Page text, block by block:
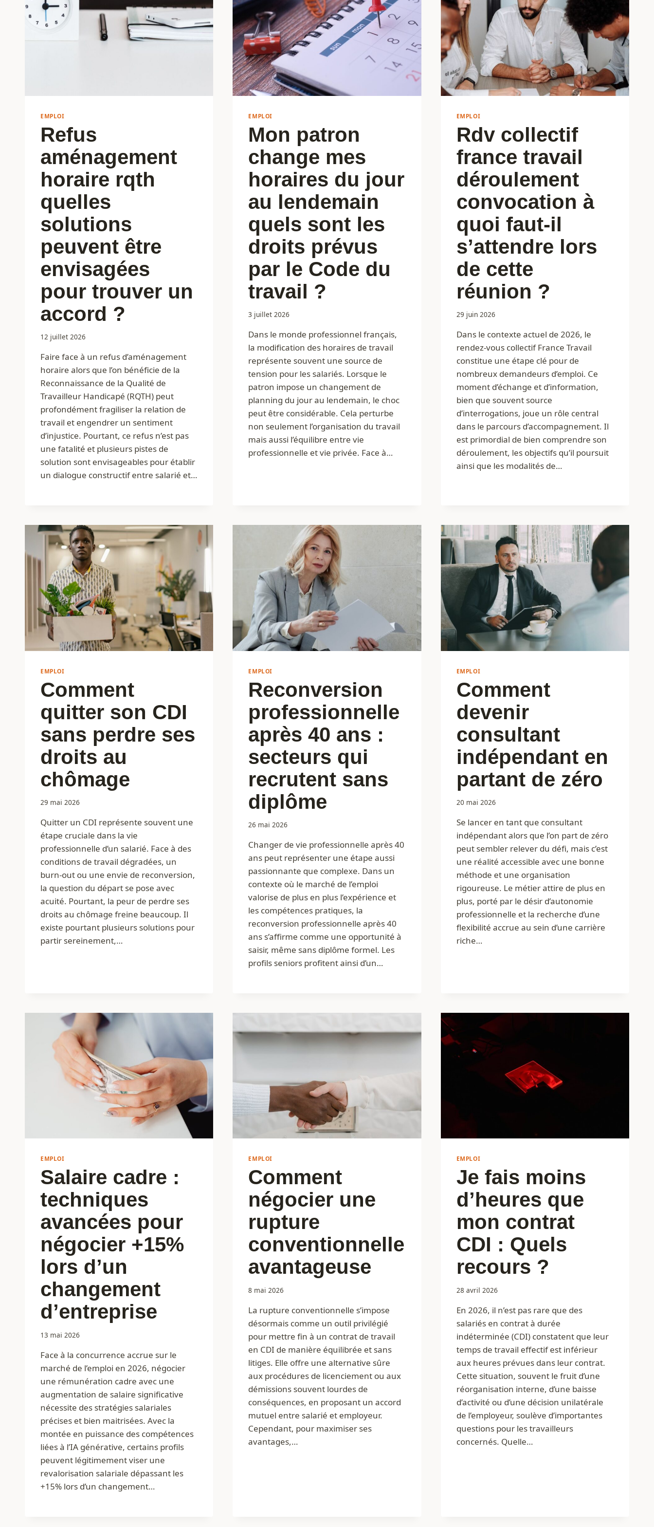
EMPLOI
Refus
aménagement
horaire rqth
quelles
solutions
peuvent être
envisagées
pour trouver un
accord ?
12 juillet 2026
Faire face à un refus d’aménagement
horaire alors que l’on bénéficie de la
Reconnaissance de la Qualité de
Travailleur Handicapé (RQTH) peut
profondément fragiliser la relation de
travail et engendrer un sentiment
d’injustice. Pourtant, ce refus n’est pas
une fatalité et plusieurs pistes de
solution sont envisageables pour établir
un dialogue constructif entre salarié et…
EMPLOI
Mon patron
change mes
horaires du jour
au lendemain
quels sont les
droits prévus
par le Code du
travail ?
3 juillet 2026
Dans le monde professionnel français,
la modification des horaires de travail
représente souvent une source de
tension pour les salariés. Lorsque le
patron impose un changement de
planning du jour au lendemain, le choc
peut être considérable. Cela perturbe
non seulement l’organisation du travail
mais aussi l’équilibre entre vie
professionnelle et vie privée. Face à…
EMPLOI
Rdv collectif
france travail
déroulement
convocation à
quoi faut-il
s’attendre lors
de cette
réunion ?
29 juin 2026
Dans le contexte actuel de 2026, le
rendez-vous collectif France Travail
constitue une étape clé pour de
nombreux demandeurs d’emploi. Ce
moment d’échange et d’information,
bien que souvent source
d’interrogations, joue un rôle central
dans le parcours d’accompagnement. Il
est primordial de bien comprendre son
déroulement, les objectifs qu’il poursuit
ainsi que les modalités de…
EMPLOI
Comment
quitter son CDI
sans perdre ses
droits au
chômage
29 mai 2026
Quitter un CDI représente souvent une
étape cruciale dans la vie
professionnelle d’un salarié. Face à des
conditions de travail dégradées, un
burn-out ou une envie de reconversion,
la question du départ se pose avec
acuité. Pourtant, la peur de perdre ses
droits au chômage freine beaucoup. Il
existe pourtant plusieurs solutions pour
partir sereinement,…
EMPLOI
Reconversion
professionnelle
après 40 ans :
secteurs qui
recrutent sans
diplôme
26 mai 2026
Changer de vie professionnelle après 40
ans peut représenter une étape aussi
passionnante que complexe. Dans un
contexte où le marché de l’emploi
valorise de plus en plus l’expérience et
les compétences pratiques, la
reconversion professionnelle après 40
ans s’affirme comme une opportunité à
saisir, même sans diplôme formel. Les
profils seniors profitent ainsi d’un…
EMPLOI
Comment
devenir
consultant
indépendant en
partant de zéro
20 mai 2026
Se lancer en tant que consultant
indépendant alors que l’on part de zéro
peut sembler relever du défi, mais c’est
une réalité accessible avec une bonne
méthode et une organisation
rigoureuse. Le métier attire de plus en
plus, porté par le désir d’autonomie
professionnelle et la recherche d’une
flexibilité accrue au sein d’une carrière
riche…
EMPLOI
Salaire cadre :
techniques
avancées pour
négocier +15%
lors d’un
changement
d’entreprise
13 mai 2026
Face à la concurrence accrue sur le
marché de l’emploi en 2026, négocier
une rémunération cadre avec une
augmentation de salaire significative
nécessite des stratégies salariales
précises et bien maitrisées. Avec la
montée en puissance des compétences
liées à l’IA générative, certains profils
peuvent légitimement viser une
revalorisation salariale dépassant les
+15% lors d’un changement…
EMPLOI
Comment
négocier une
rupture
conventionnelle
avantageuse
8 mai 2026
La rupture conventionnelle s’impose
désormais comme un outil privilégié
pour mettre fin à un contrat de travail
en CDI de manière équilibrée et sans
litiges. Elle offre une alternative sûre
aux procédures de licenciement ou aux
démissions souvent lourdes de
conséquences, en proposant un accord
mutuel entre salarié et employeur.
Cependant, pour maximiser ses
avantages,…
EMPLOI
Je fais moins
d’heures que
mon contrat
CDI : Quels
recours ?
28 avril 2026
En 2026, il n’est pas rare que des
salariés en contrat à durée
indéterminée (CDI) constatent que leur
temps de travail effectif est inférieur
aux heures prévues dans leur contrat.
Cette situation, souvent le fruit d’une
réorganisation interne, d’une baisse
d’activité ou d’une décision unilatérale
de l’employeur, soulève d’importantes
questions pour les travailleurs
concernés. Quelle…